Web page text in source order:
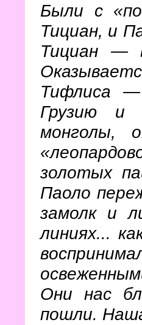
Были с
Тициан, и
Тициан —
Тифлиса —
Грузию и
монголы,
золотых
Паоло
замолк и
линиях...
Они нас
пошли.